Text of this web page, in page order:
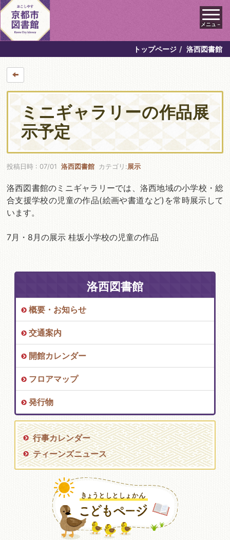
メニュ－
トップページ 洛西図書館
ミニギャラリーの作品展
示予定
投稿日時 : 07/01 洛西図書館カテゴリ:展示
洛西図書館のミニギャラリーでは、洛西地域の小学校・総
合支援学校の児童の作品(絵画や書道など)を常時展示して
います。
7月・8月の展示 桂坂小学校の児童の作品
洛西図書館
概要・お知らせ
交通案内
開館カレンダー
フロアマップ
発行物
行事カレンダー
ティーンズニュース